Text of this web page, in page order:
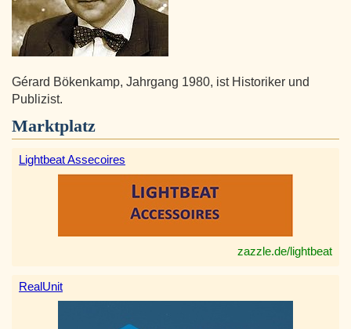
Gérard Bökenkamp, Jahrgang 1980, ist Historiker und
Publizist.
Marktplatz
Lightbeat Assecoires
zazzle.de/lightbeat
RealUnit